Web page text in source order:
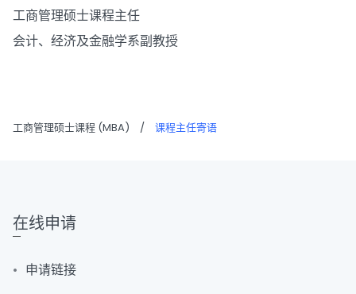
工商管理硕士课程主任
会计、经济及金融学系副教授
工商管理硕士课程 (MBA) / 课程主任寄语
在线申请
申请链接